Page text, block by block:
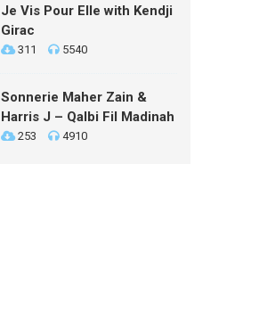
Je Vis Pour Elle with Kendji
Girac
311 5540
Sonnerie Maher Zain &
Harris J – Qalbi Fil Madinah
253 4910